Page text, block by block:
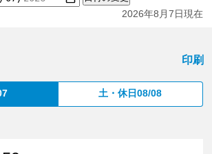
2026年8月7日現在
印刷
土・休日08/08